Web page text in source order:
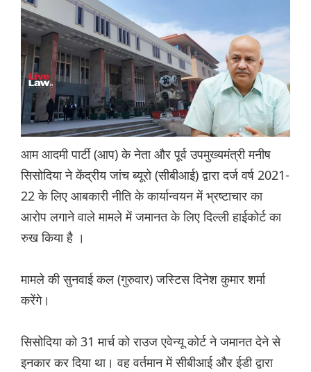
आम आदमी पार्टी (आप) के नेता और पूर्व उपमुख्यमंत्री मनीष
सिसोदिया ने केंद्रीय जांच ब्यूरो (सीबीआई) द्वारा दर्ज वर्ष 2021-
22 के लिए आबकारी नीति के कार्यान्वयन में भ्रष्टाचार का
आरोप लगाने वाले मामले में जमानत के लिए दिल्ली हाईकोर्ट का
रुख किया है ।
मामले की सुनवाई कल (गुरुवार) जस्टिस दिनेश कुमार शर्मा
करेंगे।
सिसोदिया को 31 मार्च को राउज एवेन्यू कोर्ट ने जमानत देने से
इनकार कर दिया था। वह वर्तमान में सीबीआई और ईडी द्वारा